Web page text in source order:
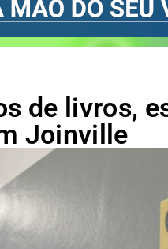
de livros,
Joinville